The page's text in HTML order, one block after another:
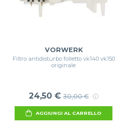
VORWERK
Filtro antidisturbo folletto vk140 vk150
originale
24,50 € 30,00 €
AGGIUNGI AL CARRELLO